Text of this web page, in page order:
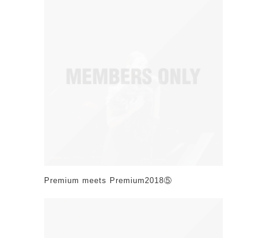
Premium meets Premium2018⑤